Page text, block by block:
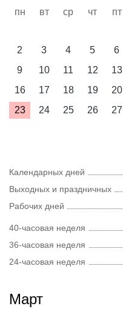
пн вт ср чт пт
2
3 4 5 6
9
10 11 12 13
16
17 18 19 20
23
24 25 26 27
Календарных дней
Выходных и праздничных
Рабочих дней
40-часовая неделя
36-часовая неделя
24-часовая неделя
Март